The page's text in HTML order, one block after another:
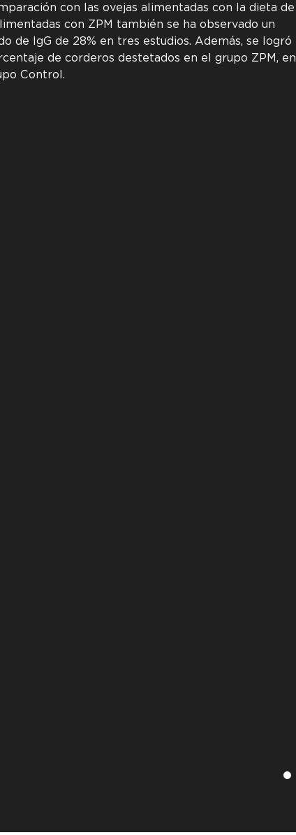
con las ovejas alimentadas con la dieta de
con ZPM también se ha observado un
de IgG de 28% en tres estudios. Además, se logró
de corderos destetados en el grupo ZPM, en
Control.